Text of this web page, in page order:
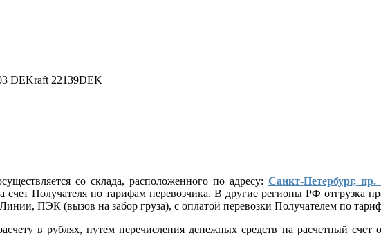
DEKraft 22139DEK
со склада, расположенного по адресу: Санкт-Петербург,
счет Получателя по тарифам перевозчика. В другие регионы РФ
ПЭК (вызов на забор груза), с оплатой перевозки Получателем по
в рублях, путем перечисления денежных средств на расчетный